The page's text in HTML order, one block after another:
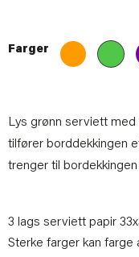
Farger
Lys grønn serviett
tilfører borddekkingen
trenger til bordekkingen
3 lags serviett papir
Sterke farger kan farge